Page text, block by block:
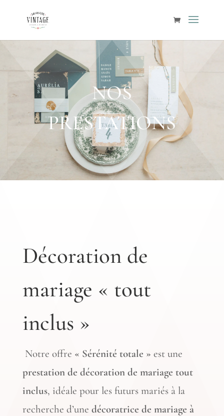
NOS
PRESTATIONS
Décoration de
mariage « tout
inclus »
Notre offre « Sérénité totale » est une
prestation de décoration de mariage tout
inclus, idéale pour les futurs mariés à la
recherche d’une décoratrice de mariage à